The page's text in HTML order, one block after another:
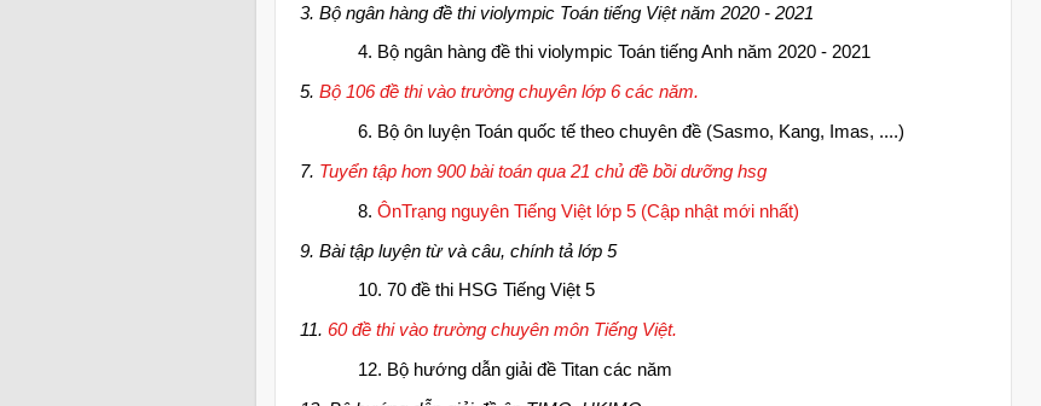
3. Bộ ngân hàng đề thi violympic Toán tiếng Việt năm 2020 - 2021
4. Bộ ngân hàng đề thi violympic Toán tiếng Anh năm 2020 - 2021
5. Bộ 106 đề thi vào trường chuyên lớp 6 các năm.
6. Bộ ôn luyện Toán quốc tế theo chuyên đề (Sasmo, Kang, Imas, ....)
7. Tuyển tập hơn 900 bài toán qua 21 chủ đề bồi dưỡng hsg
8. ÔnTrạng nguyên Tiếng Việt lớp 5 (Cập nhật mới nhất)
9. Bài tập luyện từ và câu, chính tả lớp 5
10. 70 đề thi HSG Tiếng Việt 5
11. 60 đề thi vào trường chuyên môn Tiếng Việt.
12. Bộ hướng dẫn giải đề Titan các năm